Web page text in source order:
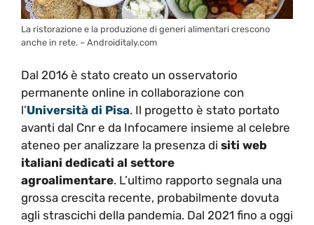
La ristorazione e la produzione di generi alimentari crescono
anche in rete. – Androiditaly.com
Dal 2016 è stato creato un osservatorio
permanente online in collaborazione con
l’Università di Pisa. Il progetto è stato portato
avanti dal Cnr e da Infocamere insieme al celebre
ateneo per analizzare la presenza di siti web
italiani dedicati al settore
agroalimentare. L’ultimo rapporto segnala una
grossa crescita recente, probabilmente dovuta
agli strascichi della pandemia. Dal 2021 fino a oggi